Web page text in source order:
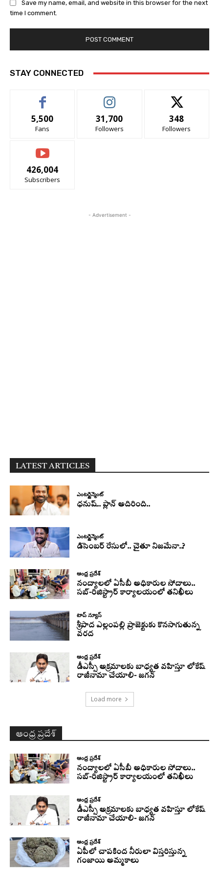
Save my name, email, and website in this browser for the next
time I comment.
STAY CONNECTED
5,500
Fans
31,700
Followers
348
Followers
426,004
Subscribers
- Advertisement -
LATEST ARTICLES
ఎంటర్టైన్మెంట్
ధనుష్‌.. ప్లాన్ అదిరింది..
ఎంటర్టైన్మెంట్
డిసెంబర్ రేసులో.. చైతూ నిజమేనా..?
ఆంధ్ర ప్రదేశ్
నంద్యాలలో ఏసీబీ అధికారుల సోదాలు..
సబ్-రిజిస్ట్రార్ కార్యాలయంలో తనిఖీలు
టాప్ న్యూస్
శ్రీపాద ఎల్లంపల్లి ప్రాజెక్టుకు కొనసాగుతున్న
వరద
ఆంధ్ర ప్రదేశ్
డీఎస్సీ అక్రమాలకు బాధ్యత వహిస్తూ లోకేష్‌
రాజీనామా చేయాలి- జగన్
Load more
ఆంధ్ర ప్రదేశ్
ఆంధ్ర ప్రదేశ్
నంద్యాలలో ఏసీబీ అధికారుల సోదాలు..
సబ్-రిజిస్ట్రార్ కార్యాలయంలో తనిఖీలు
ఆంధ్ర ప్రదేశ్
డీఎస్సీ అక్రమాలకు బాధ్యత వహిస్తూ లోకేష్‌
రాజీనామా చేయాలి- జగన్
ఆంధ్ర ప్రదేశ్
ఏపీలో చాపకింద నీరులా విస్తరిస్తున్న
గంజాయి అమ్మకాలు